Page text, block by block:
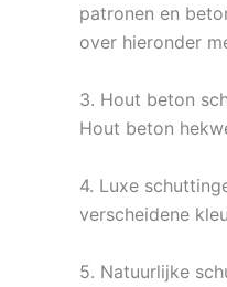
patronen en
over hieronder
3. Hout beton
Hout beton
4. Luxe
verscheidene
5. Natuurlijke